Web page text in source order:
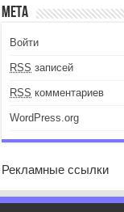
Мета
Войти
RSS записей
RSS комментариев
WordPress.org
Рекламные ссылки